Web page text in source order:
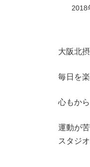
2018
大阪北
毎日を
心もか
運動が
スタジ